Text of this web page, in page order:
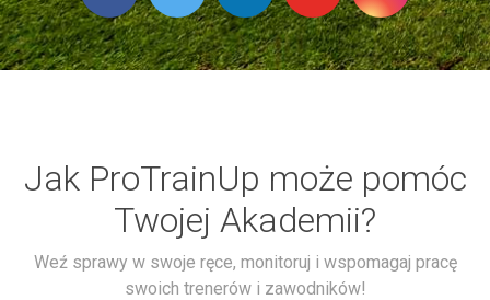
Jak ProTrainUp może pomóc
Twojej Akademii?
Weź sprawy w swoje ręce, monitoruj i wspomagaj pracę
swoich trenerów i zawodników!